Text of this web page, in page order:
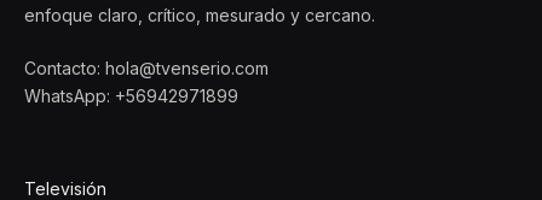
enfoque claro, crítico, mesurado y cercano.
Contacto: hola@tvenserio.com
WhatsApp: +56942971899
Televisión